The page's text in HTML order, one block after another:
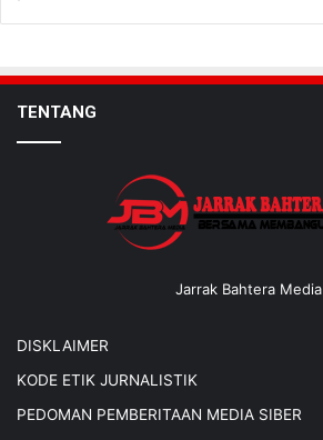
TENTANG
Jarrak Bahtera Media
DISKLAIMER
KODE ETIK JURNALISTIK
PEDOMAN PEMBERITAAN MEDIA SIBER